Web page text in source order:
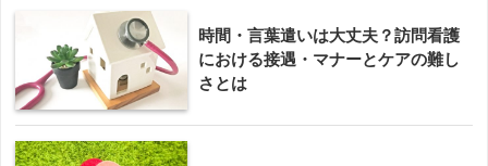
時間・言葉遣いは大丈夫？訪問看護
における接遇・マナーとケアの難し
さとは